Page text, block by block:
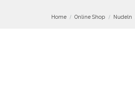
Home Online Shop Nudeln